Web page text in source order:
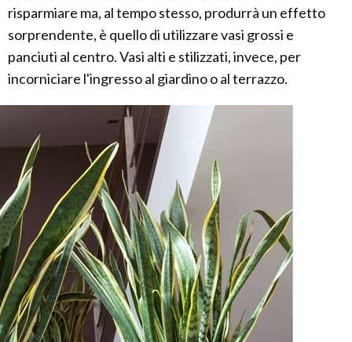
risparmiare ma, al tempo stesso, produrrà un effetto
sorprendente, è quello di utilizzare vasi grossi e
panciuti al centro. Vasi alti e stilizzati, invece, per
incorniciare l'ingresso al giardino o al terrazzo.